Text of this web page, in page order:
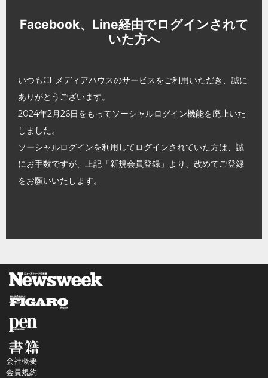
Facebook、Line経由でログインされて
いた方へ
いつもCEメディアハウスのサービスをご利用いただき、誠に
ありがとうございます。
2024年2月26日をもってソーシャルログイン機能を廃止いた
しました。
ソーシャルログインを利用してログインされていた方は、誠
にお手数ですが、上記「新規会員登録」より、改めてご登録
をお願いいたします。
会社概要
会員規約